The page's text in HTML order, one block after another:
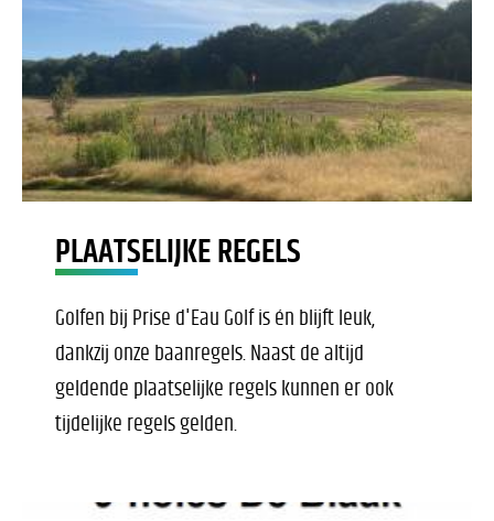
PLAATSELIJKE REGELS
Golfen bij Prise d'Eau Golf is én blijft leuk,
dankzij onze baanregels. Naast de altijd
geldende plaatselijke regels kunnen er ook
tijdelijke regels gelden.